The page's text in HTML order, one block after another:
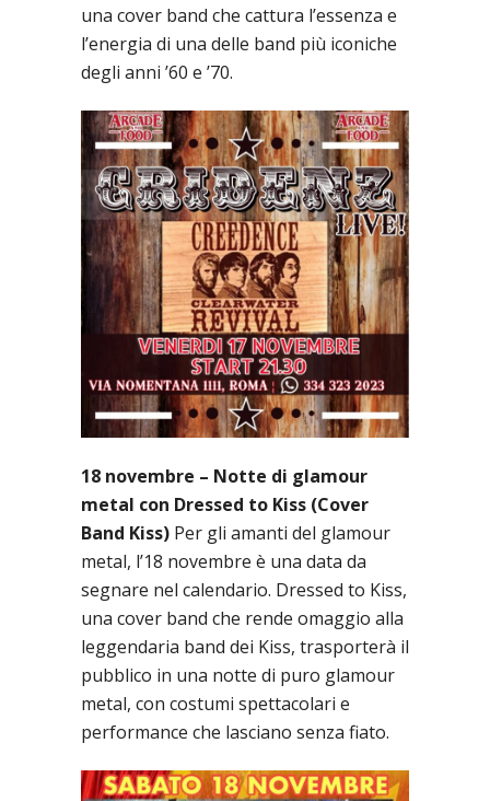
una cover band che cattura l’essenza e
l’energia di una delle band più iconiche
degli anni ’60 e ’70.
18 novembre – Notte di glamour
metal con Dressed to Kiss (Cover
Band Kiss) Per gli amanti del glamour
metal, l’18 novembre è una data da
segnare nel calendario. Dressed to Kiss,
una cover band che rende omaggio alla
leggendaria band dei Kiss, trasporterà il
pubblico in una notte di puro glamour
metal, con costumi spettacolari e
performance che lasciano senza fiato.